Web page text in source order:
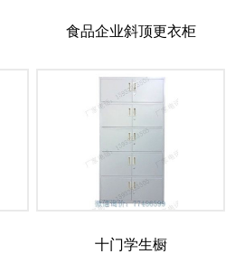
食品企业斜顶更衣柜
十门学生橱